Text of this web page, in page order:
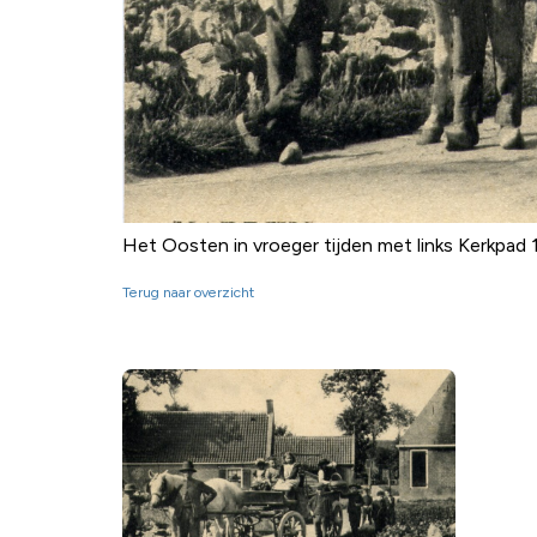
Het Oosten in vroeger tijden met links Kerkpad
Terug naar overzicht